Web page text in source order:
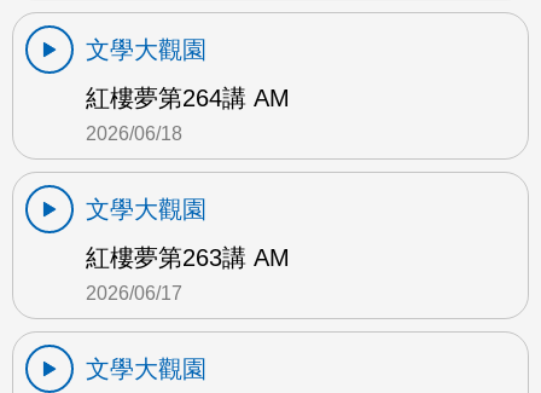
文學大觀園
紅樓夢第264講 AM
2026/06/18
文學大觀園
紅樓夢第263講 AM
2026/06/17
文學大觀園